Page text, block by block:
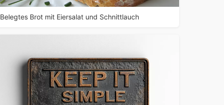
Belegtes Brot mit Eiersalat und Schnittlauch